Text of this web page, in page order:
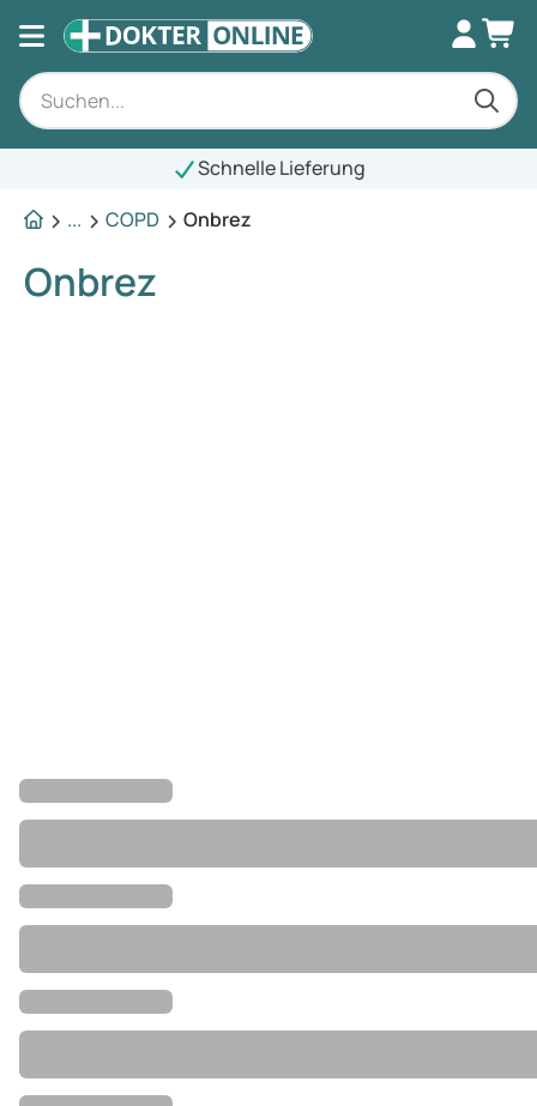
Schnelle Lieferung
...
COPD Onbrez
Onbrez